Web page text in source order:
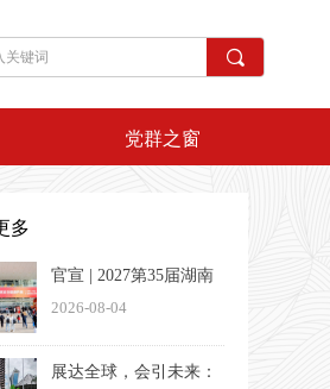
党群之窗
끠
多
官宣 | 2027第35届湖南
医疗器械展览会定档3
2026-08-04
展达全球，会引未来：